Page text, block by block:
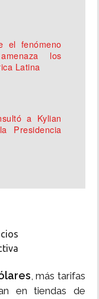
el fenómeno
los
Latina
a Kylian
Presidencia
, más tarifas
en tiendas de